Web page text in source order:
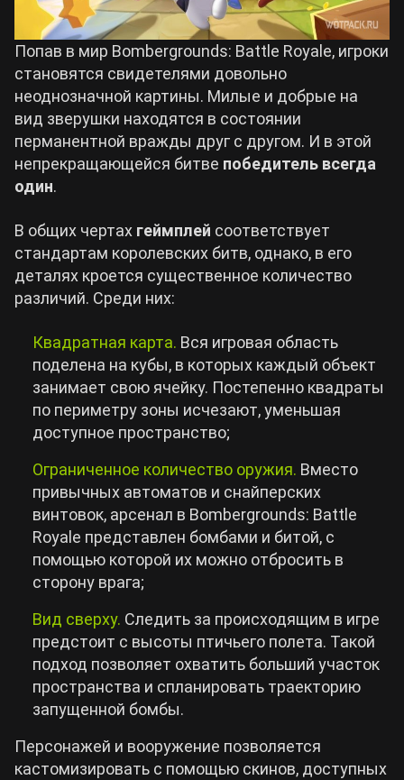
Попав в мир Bombergrounds: Battle Royale, игроки
становятся свидетелями довольно
неоднозначной картины. Милые и добрые на
вид зверушки находятся в состоянии
перманентной вражды друг с другом. И в этой
непрекращающейся битве победитель всегда
один.
В общих чертах геймплей соответствует
стандартам королевских битв, однако, в его
деталях кроется существенное количество
различий. Среди них:
Квадратная карта. Вся игровая область
поделена на кубы, в которых каждый объект
занимает свою ячейку. Постепенно квадраты
по периметру зоны исчезают, уменьшая
доступное пространство;
Ограниченное количество оружия. Вместо
привычных автоматов и снайперских
винтовок, арсенал в Bombergrounds: Battle
Royale представлен бомбами и битой, с
помощью которой их можно отбросить в
сторону врага;
Вид сверху. Следить за происходящим в игре
предстоит с высоты птичьего полета. Такой
подход позволяет охватить больший участок
пространства и спланировать траекторию
запущенной бомбы.
Персонажей и вооружение позволяется
кастомизировать с помощью скинов, доступных